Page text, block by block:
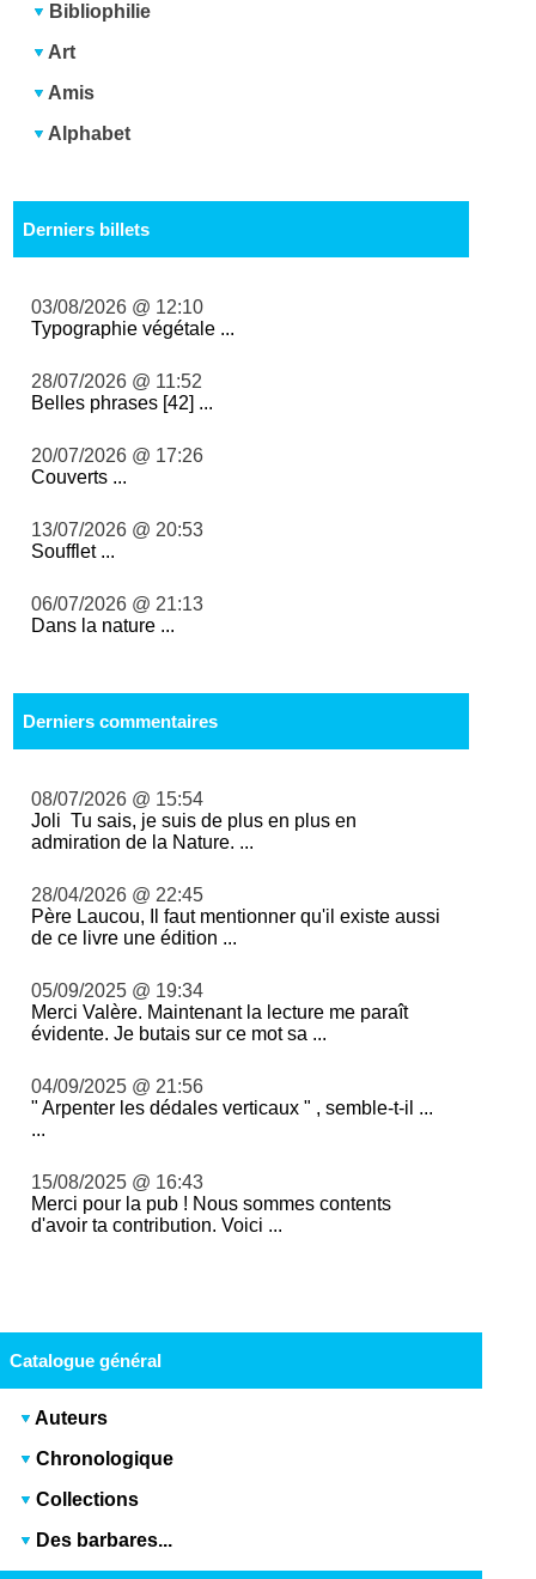
Bibliophilie
Art
Amis
Alphabet
Derniers billets
03/08/2026 @ 12:10
Typographie végétale ...
28/07/2026 @ 11:52
Belles phrases [42] ...
20/07/2026 @ 17:26
Couverts ...
13/07/2026 @ 20:53
Soufflet ...
06/07/2026 @ 21:13
Dans la nature ...
Derniers commentaires
08/07/2026 @ 15:54
Joli Tu sais, je suis de plus en plus en
admiration de la Nature. ...
28/04/2026 @ 22:45
Père Laucou, Il faut mentionner qu'il existe aussi
de ce livre une édition ...
05/09/2025 @ 19:34
Merci Valère. Maintenant la lecture me paraît
évidente. Je butais sur ce mot sa ...
04/09/2025 @ 21:56
" Arpenter les dédales verticaux " , semble-t-il ...
...
15/08/2025 @ 16:43
Merci pour la pub ! Nous sommes contents
d'avoir ta contribution. Voici ...
Catalogue général
Auteurs
Chronologique
Collections
Des barbares...